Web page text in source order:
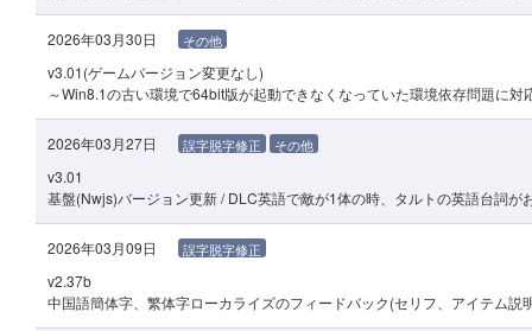
2026年03月30日 その他
v3.01(ゲームバージョン変更なし)
～Win8.1の古い環境で64bit版が起動できなくなっていた環境依存問題に対
2026年03月27日 誤字脱字修正 その他
v3.01
基盤(Nwjs)バージョン更新 / DLC英語で敵が1体の時、タルトの英語台詞が
2026年03月09日 誤字脱字修正
v2.37b
中国語簡体字、繁体字ローカライズのフィードバック(セリフ、アイテム説